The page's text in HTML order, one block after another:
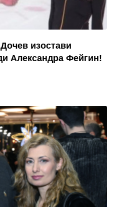
изостави
Александра Фейгин!